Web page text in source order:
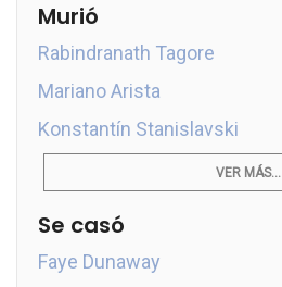
Murió
Rabindranath Tagore
Mariano Arista
Konstantín Stanislavski
VER MÁS...
Se casó
Faye Dunaway